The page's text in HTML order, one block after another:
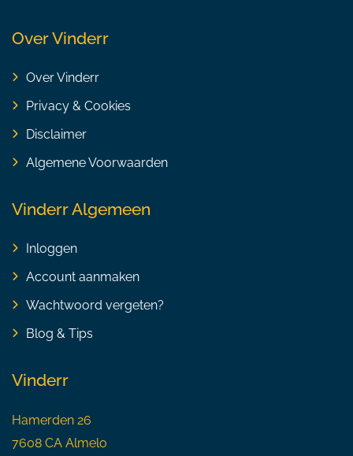
Over Vinderr
Over Vinderr
Privacy & Cookies
Disclaimer
Algemene Voorwaarden
Vinderr Algemeen
Inloggen
Account aanmaken
Wachtwoord vergeten?
Blog & Tips
Vinderr
Hamerden 26
7608 CA Almelo